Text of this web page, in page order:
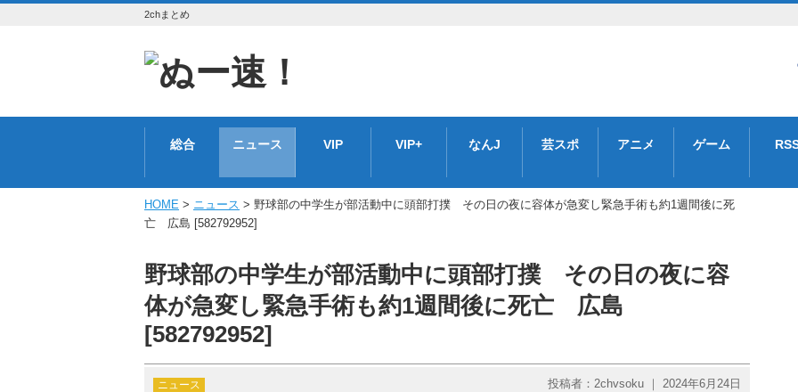
2chまとめ
総合 ニュース VIP VIP+ なんJ 芸スポ アニメ ゲーム
HOME > ニュース > 野球部の中学生が部活動中に頭部打撲 その日の夜に容体が急変し緊急手術も約1週間後に死
亡 広島 [582792952]
野球部の中学生が部活動中に頭部打撲 その日の夜に容
体が急変し緊急手術も約1週間後に死亡 広島
[582792952]
ニュース 投稿者：2chvsoku ｜ 2024年6月24日